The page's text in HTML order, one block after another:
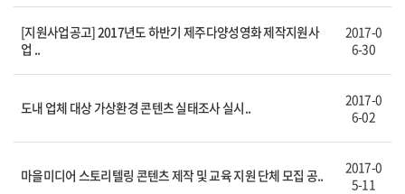
[지원사업공고] 2017년도 하반기 제주다양성영화 제작지원사
업 ..
2017-0
6-30
도내 업체 대상 가상환경 콘텐츠 실태조사 실시..
2017-0
6-02
마을미디어 스토리텔링 콘텐츠 제작 및 교육 지원 단체 모집 공..
2017-0
5-11